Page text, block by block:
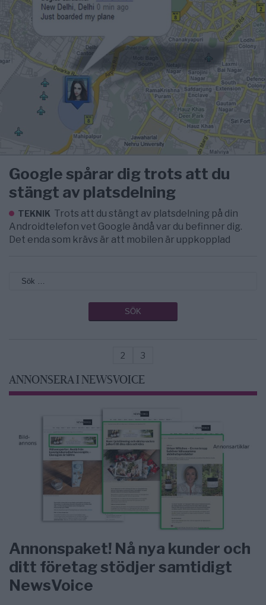
Google spårar dig trots att du
stängt av platsdelning
TEKNIK Trots att du stängt av platsdelning på din
Androidtelefon vet Google ändå var du befinner dig.
Det enda som krävs är att mobilen är uppkopplad
2 3
ANNONSERA I NEWSVOICE
Annonspaket! Nå nya kunder och
ditt företag stödjer samtidigt
NewsVoice